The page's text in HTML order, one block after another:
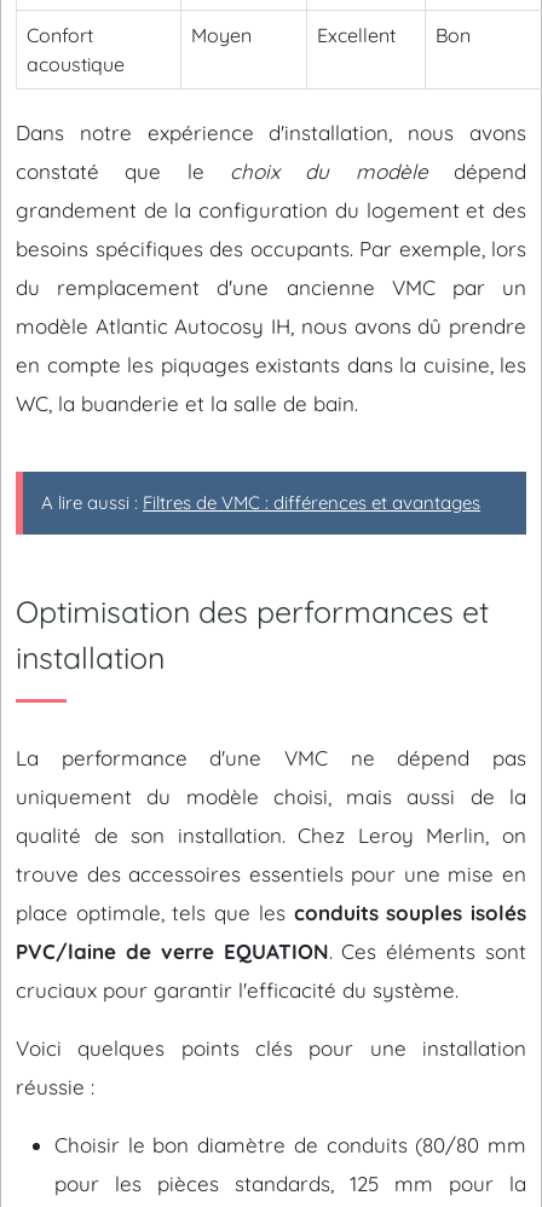
Confort
acoustique
Moyen Excellent Bon
Dans notre expérience d'installation, nous avons
constaté que le choix du modèledépend
grandement de la configuration du logement et des
besoins spécifiques des occupants. Par exemple, lors
du remplacement d'une ancienne VMC par un
modèle Atlantic Autocosy IH, nous avons dû prendre
en compte les piquages existants dans la cuisine, les
WC, la buanderie et la salle de bain.
A lire aussi : Filtres de VMC : différences et avantages
Optimisation des performances et
installation
La performance d'une VMC ne dépend pas
uniquement du modèle choisi, mais aussi de la
qualité de son installation. Chez Leroy Merlin, on
trouve des accessoires essentiels pour une mise en
place optimale, tels que les conduits souples isolés
PVC/laine de verre EQUATION. Ces éléments sont
cruciaux pour garantir l'efficacité du système.
Voici quelques points clés pour une installation
réussie :
Choisir le bon diamètre de conduits (80/80 mm
pour les pièces standards, 125 mm pour la